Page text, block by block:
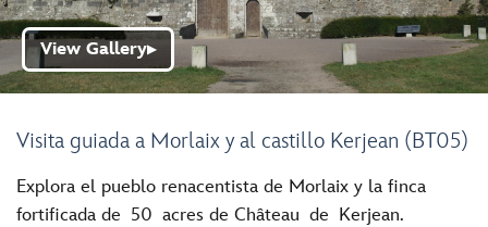
Visita guiada a Morlaix y al castillo Kerjean (BT05)
View Gallery▶
Explora el pueblo renacentista de Morlaix y la finca
fortificada de 50 acres de Château de Kerjean.